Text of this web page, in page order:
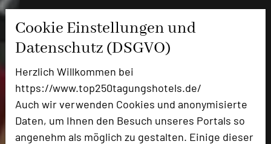
Cookie Einstellungen und
Datenschutz (DSGVO)
Herzlich Willkommen bei
https://www.top250tagungshotels.de/
Auch wir verwenden Cookies und anonymisierte
Daten, um Ihnen den Besuch unseres Portals so
angenehm als möglich zu gestalten. Einige dieser